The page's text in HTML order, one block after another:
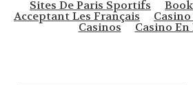
Sites De Paris Sportifs
Acceptant Les Français
Casinos Casino